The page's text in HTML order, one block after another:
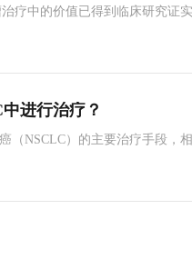
疗中的价值已得到临床研究证
妇科肿瘤中心周琦教授，深入解
进行治疗？
（NSCLC）的主要治疗手段，
。